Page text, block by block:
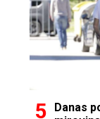
Danas